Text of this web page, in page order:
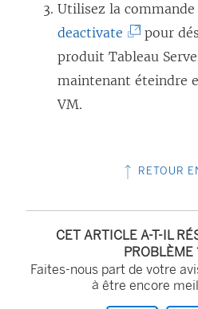
e
)
v
e
l
l
e
ê
t
e
Utilisez la commande
deactivate
L
e
n
o
u
v
pour
produit Tableau
maintenant éteindre
VM.
RETOUR
CET ARTICLE A-T-IL
PROBLÈME
Faites-nous part de votre
à être encore